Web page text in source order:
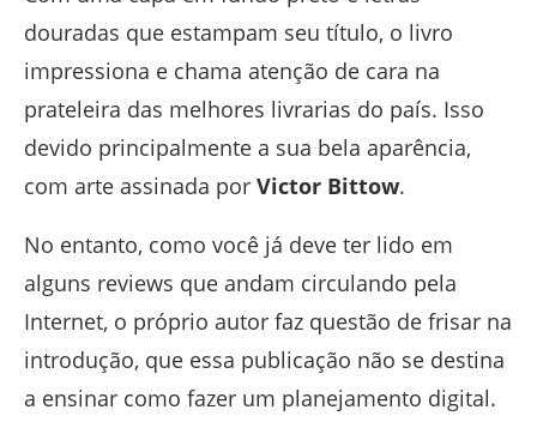
douradas que estampam seu título, o livro
impressiona e chama atenção de cara na
prateleira das melhores livrarias do país. Isso
devido principalmente a sua bela aparência,
com arte assinada por Victor Bittow.
No entanto, como você já deve ter lido em
alguns reviews que andam circulando pela
Internet, o próprio autor faz questão de frisar na
introdução, que essa publicação não se destina
a ensinar como fazer um planejamento digital.